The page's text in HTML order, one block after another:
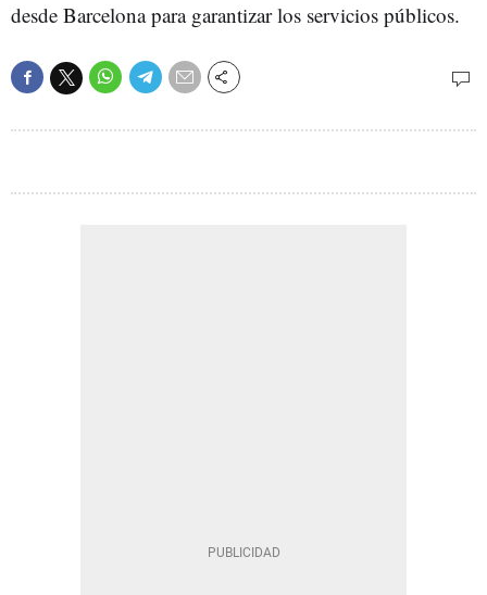
desde Barcelona para garantizar los servicios públicos.